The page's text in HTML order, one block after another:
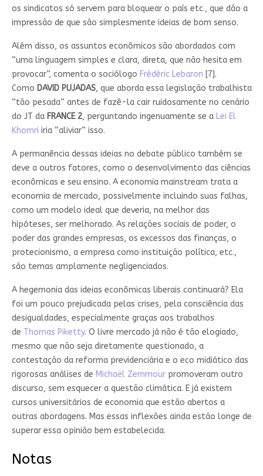
os sindicatos só servem para bloquear o país etc., que dão a
impressão de que são simplesmente ideias de bom senso.
Além disso, os assuntos econômicos são abordados com
“uma linguagem simples e clara, direta, que não hesita em
provocar”, comenta o sociólogo Frédéric Lebaron [7].
Como DAVID PUJADAS, que aborda essa legislação trabalhista
“tão pesada” antes de fazê-la cair ruidosamente no cenário
do JT da FRANCE 2, perguntando ingenuamente se a Lei El
Khomri iria “aliviar” isso.
A permanência dessas ideias no debate público também se
deve a outros fatores, como o desenvolvimento das ciências
econômicas e seu ensino. A economia mainstream trata a
economia de mercado, possivelmente incluindo suas falhas,
como um modelo ideal que deveria, na melhor das
hipóteses, ser melhorado. As relações sociais de poder, o
poder das grandes empresas, os excessos das finanças, o
protecionismo, a empresa como instituição política, etc.,
são temas amplamente negligenciados.
A hegemonia das ideias econômicas liberais continuará? Ela
foi um pouco prejudicada pelas crises, pela consciência das
desigualdades, especialmente graças aos trabalhos
de Thomas Piketty. O livre mercado já não é tão elogiado,
mesmo que não seja diretamente questionado, a
contestação da reforma previdenciária e o eco midiático das
rigorosas análises de Michaël Zemmourpromoveram outro
discurso, sem esquecer a questão climática. E já existem
cursos universitários de economia que estão abertos a
outras abordagens. Mas essas inflexões ainda estão longe de
superar essa opinião bem estabelecida.
Notas